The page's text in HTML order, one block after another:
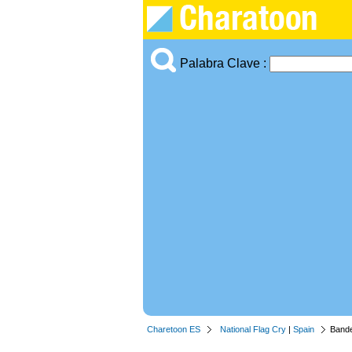
Palabra Clave :
Charetoon ES National Flag Cry | Spain